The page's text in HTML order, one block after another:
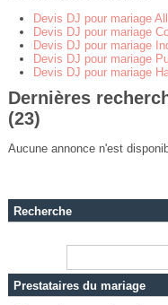
Devis DJ pour mariage
Devis DJ pour mariage
Devis DJ pour mariage
Devis DJ pour mariage
Devis DJ pour mariage
Dernières
(23)
Aucune annonce n'est
Recherche
Prestataires du mariage